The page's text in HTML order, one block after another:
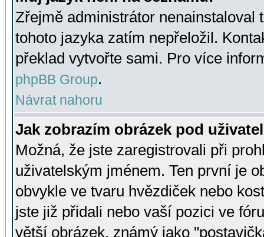
Zřejmě administrátor nenainstaloval
tohoto jazyka zatím nepřeložil.
překlad vytvořte sami. Pro více
phpBB Group.
Návrat nahoru
Jak zobrazím obrázek pod
Možná, že jste zaregistrovali při
uživatelským jménem. Ten první je
obvykle ve tvaru hvězdiček nebo
jste již přidali nebo vaší pozici ve
větší obrázek, známý jako